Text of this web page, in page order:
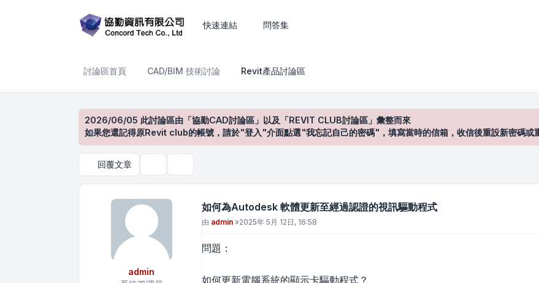
快速連結 問答集
討論區首頁 CAD/BIM 技術討論 Revit產品討論區
2026/06/05 此討論區由「協勤CAD討論區」以及「REVIT CLUB討論區」彙整而來
如果您還記得原Revit club的帳號，請於"登入"介面點選"我忘記自己的密碼"，填寫當時的信箱，收信後重設新密碼或
回覆文章
admin
如何為Autodesk 軟體更新至經過認證的視訊驅動程式
文章
由 admin »2025年 5月 12日, 16:58
問題：
如何更新電腦系統的顯示卡驅動程式？